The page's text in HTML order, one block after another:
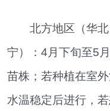
北方地区（华北
宁）：4月下旬至5
苗株；若种植在室
水温稳定后进行，